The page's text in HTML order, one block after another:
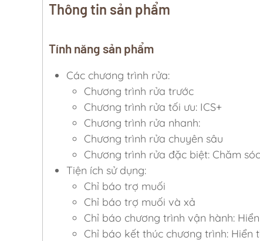
Thông tin sản phẩm
Tính năng sản phẩm
Các chương trình rửa:
Chương trình rửa trước
Chương trình rửa tối ưu: ICS+
Chương trình rửa nhanh:
Chương trình rửa chuyên sâu
Chương trình rửa đặc biệt: Chăm
Tiện ích sử dụng:
Chỉ báo trợ muối
Chỉ báo trợ muối và xả
Chỉ báo chương trình vận hành:
Chỉ báo kết thúc chương trình: Hiển